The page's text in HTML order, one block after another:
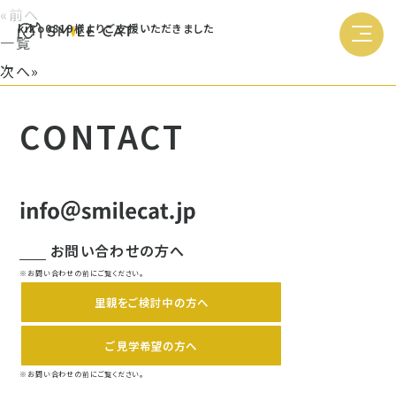
kiko0819様よりご支援いただきました
«前へ
一覧
次へ»
CONTACT
お問い合わせの方へ
※お問い合わせの前にご覧ください。
里親をご検討中の方へ
ご見学希望の方へ
※お問い合わせの前にご覧ください。